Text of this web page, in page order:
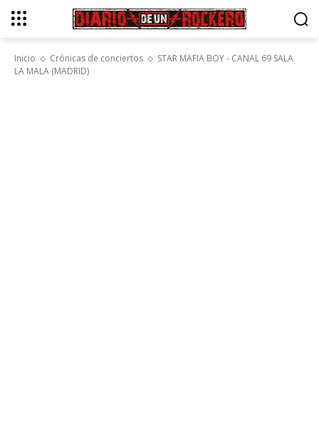
Inicio Crónicas de conciertos
STAR MAFIA BOY - CANAL 69 SALA
LA MALA (MADRID)